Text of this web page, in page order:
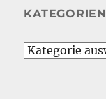
KATEGORIEN
Kategorien